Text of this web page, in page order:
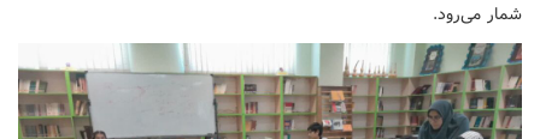
شمار می‌رود.